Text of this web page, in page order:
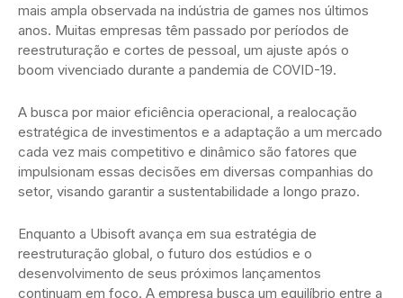
mais ampla observada na indústria de games nos últimos
anos. Muitas empresas têm passado por períodos de
reestruturação e cortes de pessoal, um ajuste após o
boom vivenciado durante a pandemia de COVID-19.
A busca por maior eficiência operacional, a realocação
estratégica de investimentos e a adaptação a um mercado
cada vez mais competitivo e dinâmico são fatores que
impulsionam essas decisões em diversas companhias do
setor, visando garantir a sustentabilidade a longo prazo.
Enquanto a Ubisoft avança em sua estratégia de
reestruturação global, o futuro dos estúdios e o
desenvolvimento de seus próximos lançamentos
continuam em foco. A empresa busca um equilíbrio entre a